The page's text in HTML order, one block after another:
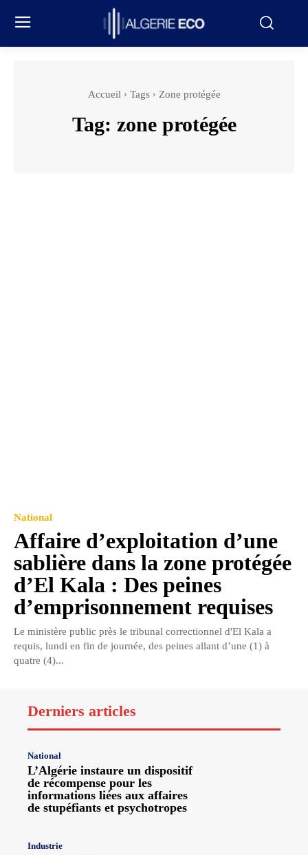
Accueil Tags Zone protégée
Tag: zone protégée
National
Affaire d’exploitation d’une
sablière dans la zone protégée
d’El Kala : Des peines
d’emprisonnement requises
Le ministère public près le tribunal correctionnel d'El Kala a
requis, lundi en fin de journée, des peines allant d’une (1) à
quatre (4)...
Derniers articles
National
L’Algérie instaure un dispositif
de récompense pour les
informations liées aux affaires
de stupéfiants et psychotropes
Industrie